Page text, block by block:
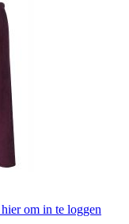
om in te loggen